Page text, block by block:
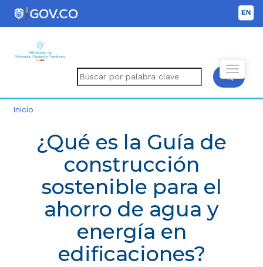
Inicio
¿Qué es la Guía de
construcción
sostenible para el
ahorro de agua y
energía en
edificaciones?